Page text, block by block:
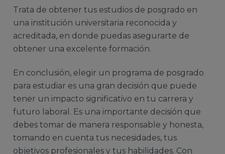
Trata de obtener tus estudios de posgrado en
una institución universitaria reconocida y
acreditada, en donde puedas asegurarte de
obtener una excelente formación.
En conclusión, elegir un programa de posgrado
para estudiar es una gran decisión que puede
tener un impacto significativo en tu carrera y
futuro laboral. Es una importante decisión que
debes tomar de manera responsable y honesta,
tomando en cuenta tus necesidades, tus
objetivos profesionales y tus habilidades. Con